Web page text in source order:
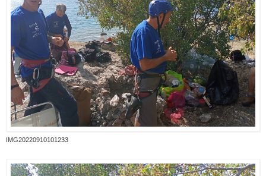
IMG20220910101233